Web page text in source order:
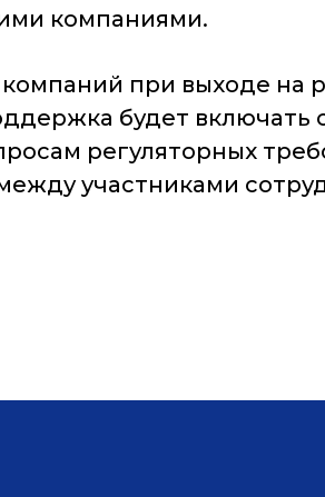
компаниями.
при выходе на
будет
регуляторных
участниками